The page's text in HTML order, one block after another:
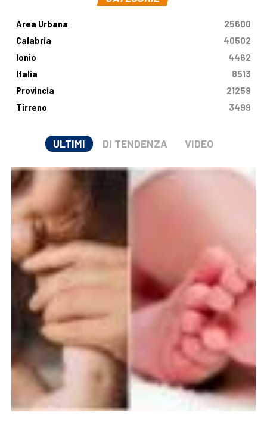
Area Urbana
25600
Calabria
40502
Ionio
4462
Italia
8513
Provincia
21259
Tirreno
3499
ULTIMI DI TENDENZA VIDEO